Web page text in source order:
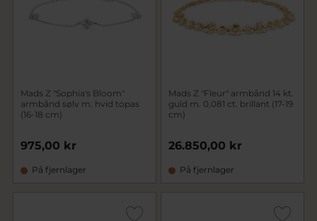
Mads Z "Sophia's Bloom"
armbånd sølv m. hvid topas
(16-18 cm)
975,00 kr
På fjernlager
Mads Z "Fleur" armbånd 14 kt.
guld m. 0,081 ct. brillant (17-19
cm)
26.850,00 kr
På fjernlager